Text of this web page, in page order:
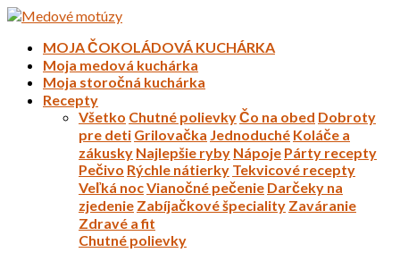
MOJA ČOKOLÁDOVÁ KUCHÁRKA
Moja medová kuchárka
Moja storočná kuchárka
Recepty
Všetko Chutné polievkyČo na obed Dobroty
pre deti Grilovačka Jednoduché Koláče a
zákusky Najlepšie ryby Nápoje Párty recepty
Pečivo Rýchle nátierky Tekvicové recepty
Veľká nocVianočné pečenie Darčeky na
zjedenie Zabíjačkové špeciality Zaváranie
Zdravé a fit
Chutné polievky